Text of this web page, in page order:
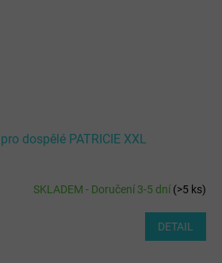
dospělé PATRICIE XXL
SKLADEM - Doručení 3-5 dní(>5 ks)
DETAIL